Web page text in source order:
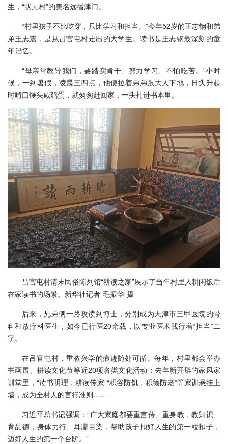
生，“状元村”的美名远播津门。
“村里孩子不比吃穿，只比学习和担当。”今年52岁的王志钢和弟
弟王志震，是从吕官屯村走出的大学生。读书是王志钢最深刻的童
年记忆。
“母亲常教导我们，要踏实肯干、努力学习、不怕吃苦。”小时
候，一到暑假，凌晨三四点，他便拉着弟弟跟大人下地，日头升起
时啃口馒头咸鸡蛋，就匆匆赶回家，一头扎进书本里。
吕官屯村清末民俗陈列馆“耕读之家”展示了当年村里人耕闲饭后
在家读书的场景。新华社记者 毛振华 摄
后来，兄弟俩一路攻读到博士，分别成为天津市三甲医院的骨
科和放疗科医生，如今已行医20余载，以专业医术践行着“担当”二
字。
在吕官屯村，重教兴学的痕迹随处可循。每年，村里都会举办
书画展、耕读文化节等近20项各类文化活动；去年新开辟的家风家
训堂里，“读书明理，耕读传家”“积谷防饥，积德防老”等家训悬挂上
墙，成为全村人的言行准则……
习近平总书记强调：“广大家庭都要重言传、重身教，教知识、
育品德，身体力行、耳濡目染，帮助孩子扣好人生的第一粒扣子，
迈好人生的第一个台阶。”